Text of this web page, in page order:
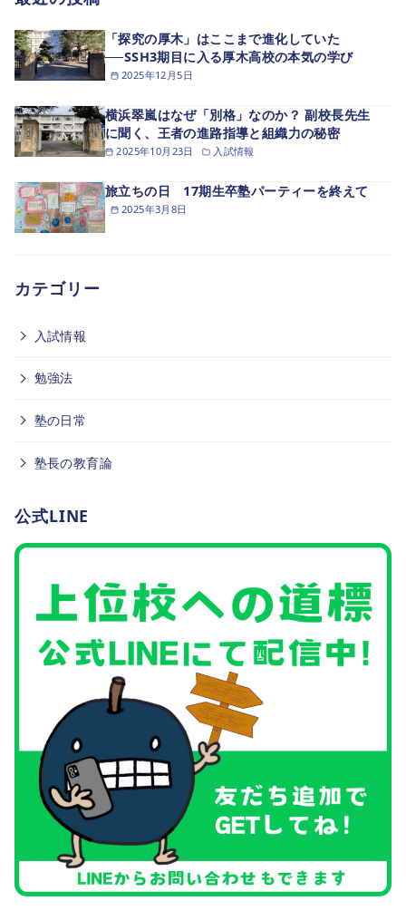
2025年12月5日
「探究の厚木」はここまで進化していた
──SSH3期目に入る厚木高校の本気の学び
2025年10月23日 入試情報
横浜翠嵐はなぜ「別格」なのか？ 副校長先生
に聞く、王者の進路指導と組織力の秘密
2025年3月8日
旅立ちの日 17期生卒塾パーティーを終えて
カテゴリー
入試情報
勉強法
塾の日常
塾長の教育論
公式LINE